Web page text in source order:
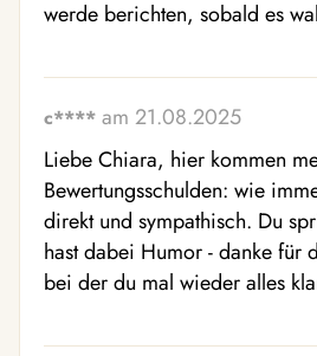
c**** am 21.08.2025
Liebe Chiara, hier kommen
Bewertungsschulden: wie
direkt und sympathisch. Du
hast dabei Humor - danke für
bei der du mal wieder alles